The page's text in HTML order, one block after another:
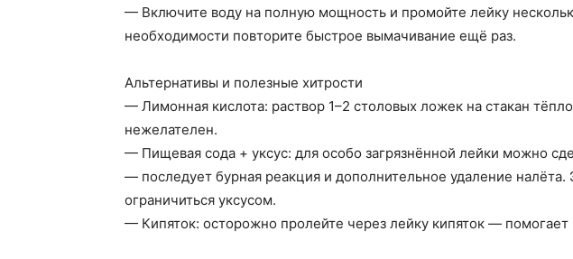
— Включите воду на полную мощность и промойте лейку
необходимости повторите быстрое вымачивание ещё раз.
Альтернативы и полезные хитрости
— Лимонная кислота: раствор 1–2 столовых ложек на стакан
нежелателен.
— Пищевая сода + уксус: для особо загрязнённой лейки можно
— последует бурная реакция и дополнительное удаление
ограничиться уксусом.
— Кипяток: осторожно пролейте через лейку кипяток —